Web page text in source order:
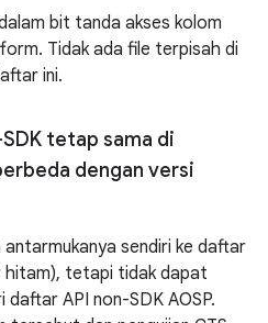
bit tanda akses kolom
Tidak ada file terpisah di
ini.
tetap sama di
dengan versi
sendiri ke daftar
hitam), tetapi tidak dapat
API non-SDK AOSP.